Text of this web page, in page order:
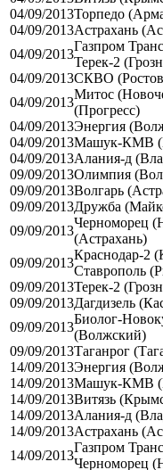
04/09/2013Торпедо
04/09/2013Астрахань
04/09/2013
Газпром
Терек-2
04/09/2013СКВО
04/09/2013
Митос
(Прогресс)
04/09/2013Энергия
04/09/2013Машук-КМВ
04/09/2013Алания-д
09/09/2013Олимпия
09/09/2013Волгарь
09/09/2013Дружба
09/09/2013
Черноморец
(Астрахань)
09/09/2013
Краснодар-2
Ставрополь
09/09/2013Терек-2
09/09/2013Дагдизель
09/09/2013
Биолог-
(Волжский)
09/09/2013Таганрог
14/09/2013Энергия
14/09/2013Машук-КМВ
14/09/2013Витязь
14/09/2013Алания-д
14/09/2013Астрахань
14/09/2013
Газпром
Черноморец